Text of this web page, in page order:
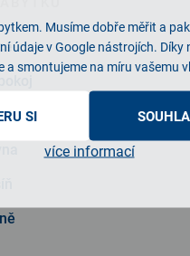
Musíme dobře měřit a
údaje v Google nástrojích. Díky
a smontujeme na míru vašemu
SI
více informací
pokoj